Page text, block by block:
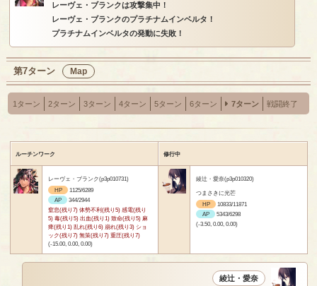
レーヴェ・ブランクは攻撃集中！
レーヴェ・ブランクのプラチナムインベルタ！
プラチナムインベルタの発動に失敗！
第7ターン Map
1ターン 2ターン 3ターン 4ターン 5ターン 6ターン 7ターン 戦闘終了
ルーチンワーク 修行中
レーヴェ・ブランク(p3p010731)
HP
1125/6289
AP
344/2944
窒息(残り7) 体勢不利(残り5) 感電(残り
5) 毒(残り5) 出血(残り1) 致命(残り5) 麻
痺(残り1) 乱れ(残り6) 崩れ(残り3) ショ
ック(残り7) 無策(残り7) 重圧(残り7)
(-15.00, 0.00, 0.00)
綾辻・愛奈(p3p010320)
つまさきに光芒
HP
10833/11871
AP
5343/6298
(-3.50, 0.00, 0.00)
綾辻・愛奈